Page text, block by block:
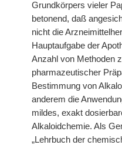
Grundkörpers vieler
betonend, daß
nicht die
Hauptaufgabe der
Anzahl von Methoden
pharmazeutischer
Bestimmung von
anderem die
mildes, exakt
Alkaloidchemie. Als
„Lehrbuch der